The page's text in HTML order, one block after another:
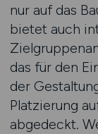
nur auf das
bietet auch
das für den
der
Platzierung
abgedeckt.